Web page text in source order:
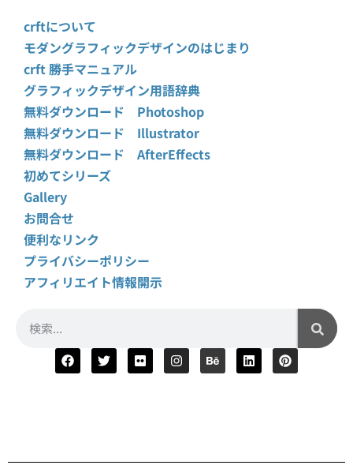
crftについて
モダングラフィックデザインのはじまり
crft 勝手マニュアル
グラフィックデザイン用語辞典
無料ダウンロード Photoshop
無料ダウンロード Illustrator
無料ダウンロード AfterEffects
初めてシリーズ
Gallery
お問合せ
便利なリンク
プライバシーポリシー
アフィリエイト情報開示